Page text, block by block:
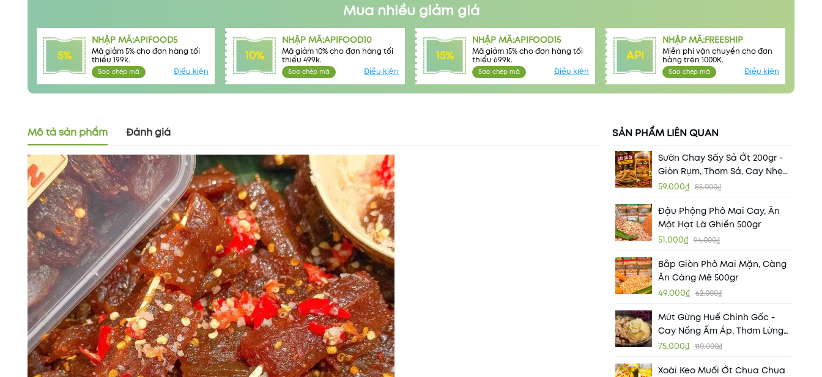
Mua nhiều giảm giá
5%
NHẬP MÃ:APIFOOD5
Mã giảm 5% cho đơn hàng tối
thiểu 199k.
Sao chép mã Điều kiện
10%
NHẬP MÃ:APIFOOD10
Mã giảm 10% cho đơn hàng tối
thiểu 499k.
Sao chép mã Điều kiện
15%
NHẬP MÃ:APIFOOD15
Mã giảm 15% cho đơn hàng tối
thiểu 699k.
Sao chép mã Điều kiện
API
NHẬP MÃ:FREESHIP
Miễn phí vận chuyển cho đơn
hàng trên 1000K.
Sao chép mã Điều kiện
Mã khuyến mãi:
Điều kiện:
Mô tả sản phẩm Đánh giá SẢN PHẨM LIÊN QUAN
Sườn Chay Sấy Sả Ớt 200gr -
Giòn Rụm, Thơm Sả, Cay Nhẹ
Đậm Đà
59.000₫ 85.000₫
Đậu Phộng Phô Mai Cay, Ăn
Một Hạt Là Ghiền 500gr
51.000₫ 94.000₫
Bắp Giòn Phô Mai Mặn, Càng
Ăn Càng Mê 500gr
49.000₫ 62.000₫
Mứt Gừng Huế Chính Gốc -
Cay Nồng Ấm Áp, Thơm Lừng
Hương Vị Cố Đô
75.000₫ 110.000₫
Xoài Keo Muối Ớt Chua Chua